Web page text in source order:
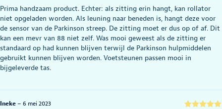
Gewaar
deerd3
uit 5
Prima handzaam product. Echter: als zitting erin hangt, kan rollator
niet opgeladen worden. Als leuning naar beneden is, hangt deze voor
de sensor van de Parkinson streep. De zitting moet er dus op of af. Dit
kan een mevr van 88 niet zelf. Was mooi geweest als de zitting er
standaard op had kunnen blijven terwijl de Parkinson hulpmiddelen
gebruikt kunnen blijven worden. Voetsteunen passen mooi in
bijgeleverde tas.
Ineke – 6 mei 2023